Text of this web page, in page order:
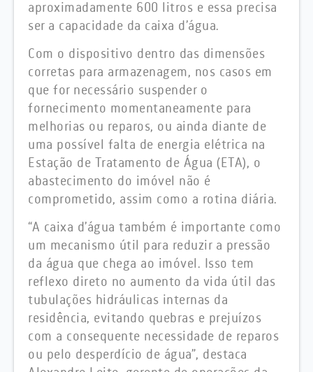
aproximadamente 600 litros e essa precisa
ser a capacidade da caixa d’água.
Com o dispositivo dentro das dimensões
corretas para armazenagem, nos casos em
que for necessário suspender o
fornecimento momentaneamente para
melhorias ou reparos, ou ainda diante de
uma possível falta de energia elétrica na
Estação de Tratamento de Água (ETA), o
abastecimento do imóvel não é
comprometido, assim como a rotina diária.
“A caixa d’água também é importante como
um mecanismo útil para reduzir a pressão
da água que chega ao imóvel. Isso tem
reflexo direto no aumento da vida útil das
tubulações hidráulicas internas da
residência, evitando quebras e prejuízos
com a consequente necessidade de reparos
ou pelo desperdício de água”, destaca